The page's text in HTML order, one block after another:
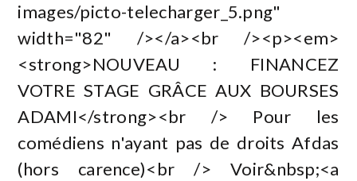
images/picto-telecharger_5.png"
width="82" /></a><br /><p><em>
<strong>NOUVEAU : FINANCEZ
VOTRE STAGE GRÂCE AUX BOURSES
ADAMI</strong><br /> Pour les
comédiens n'ayant pas de droits Afdas
(hors carence)<br /> Voir&nbsp;<a